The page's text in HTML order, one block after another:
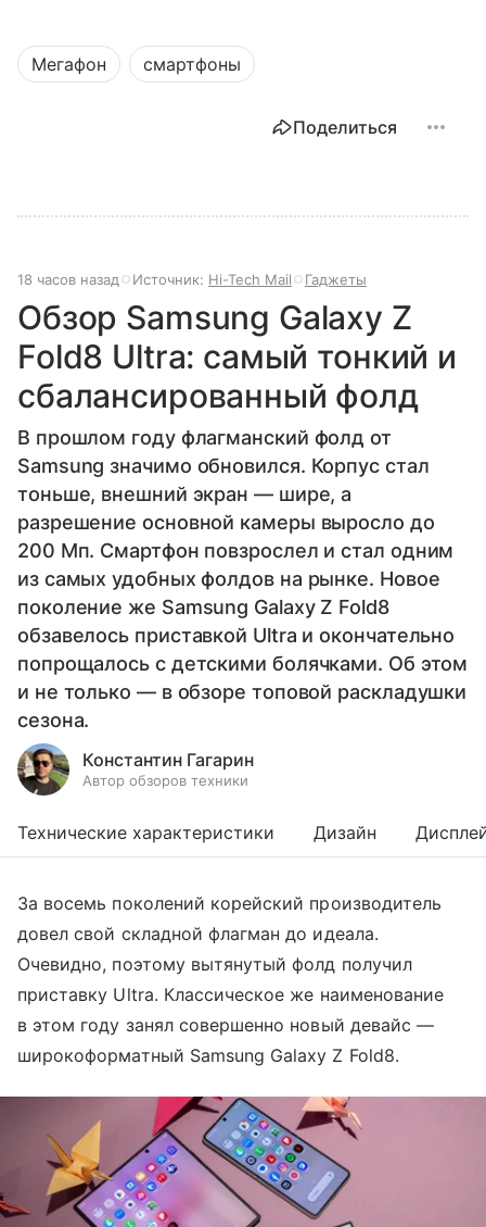
Мегафон смартфоны
Поделиться
18 часов назад Источник: Hi-Tech Mail Гаджеты
Обзор Samsung Galaxy Z
Fold8 Ultra: самый тонкий и
сбалансированный фолд
В прошлом году флагманский фолд от
Samsung значимо обновился. Корпус стал
тоньше, внешний экран — шире, а
разрешение основной камеры выросло до
200 Мп. Смартфон повзрослел и стал одним
из самых удобных фолдов на рынке. Новое
поколение же Samsung Galaxy Z Fold8
обзавелось приставкой Ultra и окончательно
попрощалось с детскими болячками. Об этом
и не только — в обзоре топовой раскладушки
сезона.
Константин Гагарин
Автор обзоров техники
Технические характеристики Дизайн
За восемь поколений корейский производитель
довел свой складной флагман до идеала.
Очевидно, поэтому вытянутый фолд получил
приставку Ultra. Классическое же наименование
в этом году занял совершенно новый девайс —
широкоформатный Samsung Galaxy Z Fold8.